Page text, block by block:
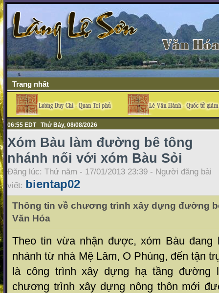
Trang nhất
06:55 EDT Thứ Bảy, 08/08/2026
Xóm Bàu làm đường bê tông
nhánh nối với xóm Bàu Sỏi
Đăng lúc: Thứ năm - 17/01/2013 23:39 - Người đăng bài
viết: bientap02
Thông tin về chương trình xây dựng đường
Văn Hóa
Theo tin vừa nhận được, xóm Bàu đang
nhánh từ nhà Mệ Lâm, O Phùng, đến tận
là công trình xây dựng hạ tầng đường
chương trình xây dựng nông thôn mới